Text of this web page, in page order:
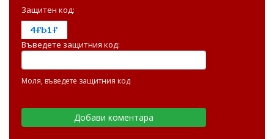
Защитен код:
Въведете защитния код:
Моля, въведете защитния код